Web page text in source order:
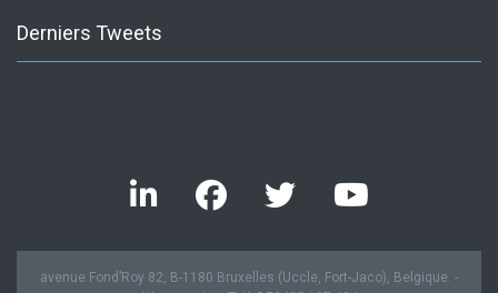
Derniers Tweets
avenue Fond’Roy 82, B-1180 Bruxelles (Uccle, Fort-Jaco), Belgique. -